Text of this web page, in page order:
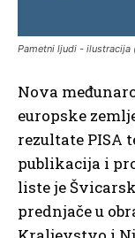
Pametni ljudi - ilustracija
Nova
europske
rezultate PISA
publikacija i
liste je
prednjače u